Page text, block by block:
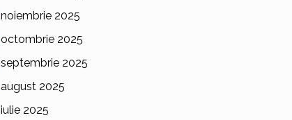
noiembrie 2025
octombrie 2025
septembrie 2025
august 2025
iulie 2025